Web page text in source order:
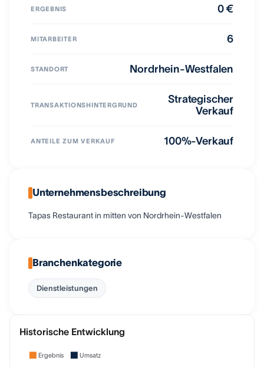
ERGEBNIS 0 €
MITARBEITER 6
STANDORT Nordrhein-Westfalen
TRANSAKTIONSHINTERGRUND
Strategischer
Verkauf
ANTEILE ZUM VERKAUF 100%-Verkauf
Unternehmensbeschreibung
Tapas Restaurant in mitten von Nordrhein-Westfalen
Branchenkategorie
Dienstleistungen
Historische Entwicklung
Ergebnis Umsatz